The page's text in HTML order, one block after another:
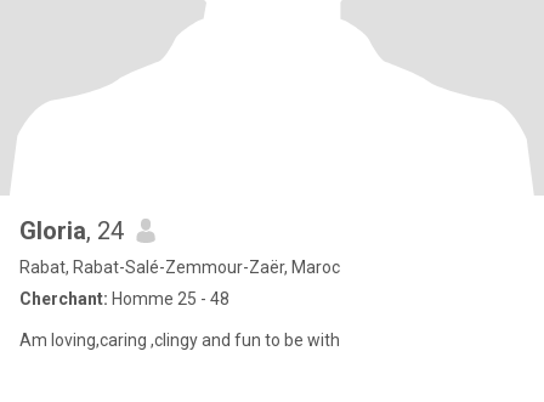
Gloria, 24
Rabat, Rabat-Salé-Zemmour-Zaër, Maroc
Cherchant: Homme 25 - 48
Am loving,caring ,clingy and fun to be with